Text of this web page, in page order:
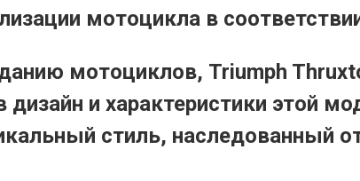
мотоцикла в
мотоциклов, Triumph
дизайн и характеристики этой
стиль, наследованный